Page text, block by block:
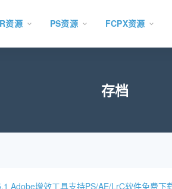
资源 PS资源 FCPX资源
存档
Adobe增效工具支持PS/AE/LrC软件免费下